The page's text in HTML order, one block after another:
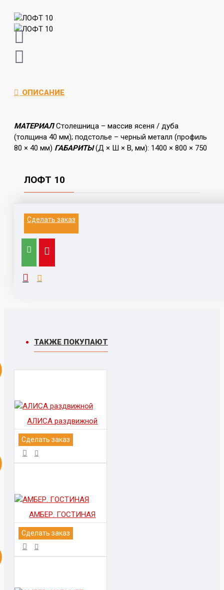
ОПИСАНИЕ
МАТЕРИАЛСтолешница – массив ясеня / дуба
(толщина 40 мм); подстолье – черный металл (профиль
80 × 40 мм) ГАБАРИТЫ(Д × Ш × В, мм): 1400 × 800 × 750
ЛОФТ 10
Сделать заказ
Информация на данном сайте не является
Выезд к заказчику для замера и расчета, с
ТАКЖЕ ПОКУПАЮТ
АЛИСА раздвижной
Сделать заказ
АМБЕР. ГОСТИНАЯ
Сделать заказ